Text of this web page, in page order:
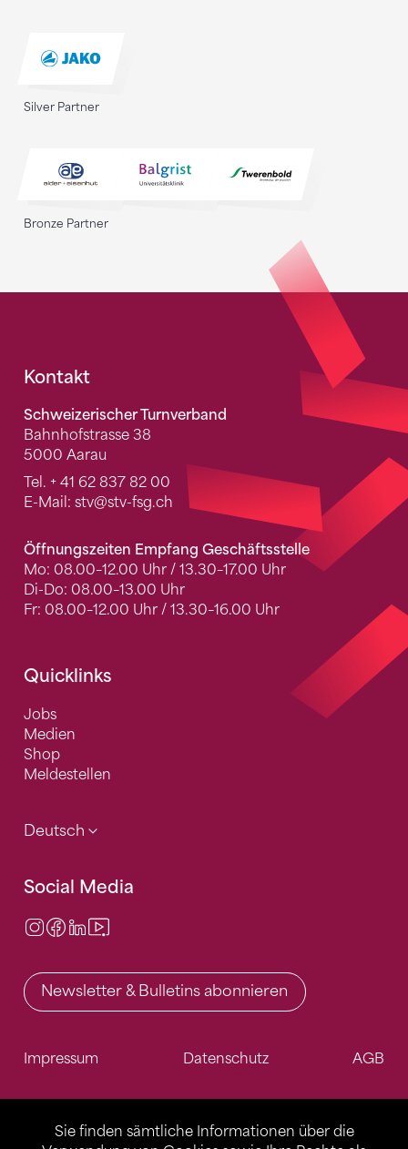
Sie finden sämtliche Informationen über die
Silver Partner
Bronze Partner
Fusszeile
Kontakt
Schweizerischer Turnverband
Bahnhofstrasse 38
5000 Aarau
Tel. + 41 62 837 82 00
E-Mail: stv@stv-fsg.ch
Öffnungszeiten Empfang Geschäftsstelle
Mo: 08.00–12.00 Uhr / 13.30–17.00 Uhr
Di-Do: 08.00–13.00 Uhr
Fr: 08.00–12.00 Uhr / 13.30–16.00 Uhr
Quicklinks
Jobs
Medien
Shop
Meldestellen
Deutsch
Social Media
Instagram
Facebook
LinkedIn
Newsletter & Bulletins abonnieren
Impressum Datenschutz AGB